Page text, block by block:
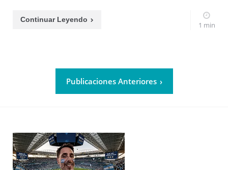
Continuar Leyendo
1 min
Publicaciones Anteriores